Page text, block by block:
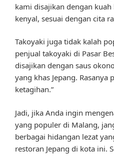
kami disajikan dengan
kenyal, sesuai dengan cita
Takoyaki juga tidak kalah
penjual takoyaki di Pasar
disajikan dengan saus
yang khas Jepang.
ketagihan.”
Jadi, jika Anda ingin
yang populer di Malang,
berbagai hidangan lezat
restoran Jepang di kota ini.